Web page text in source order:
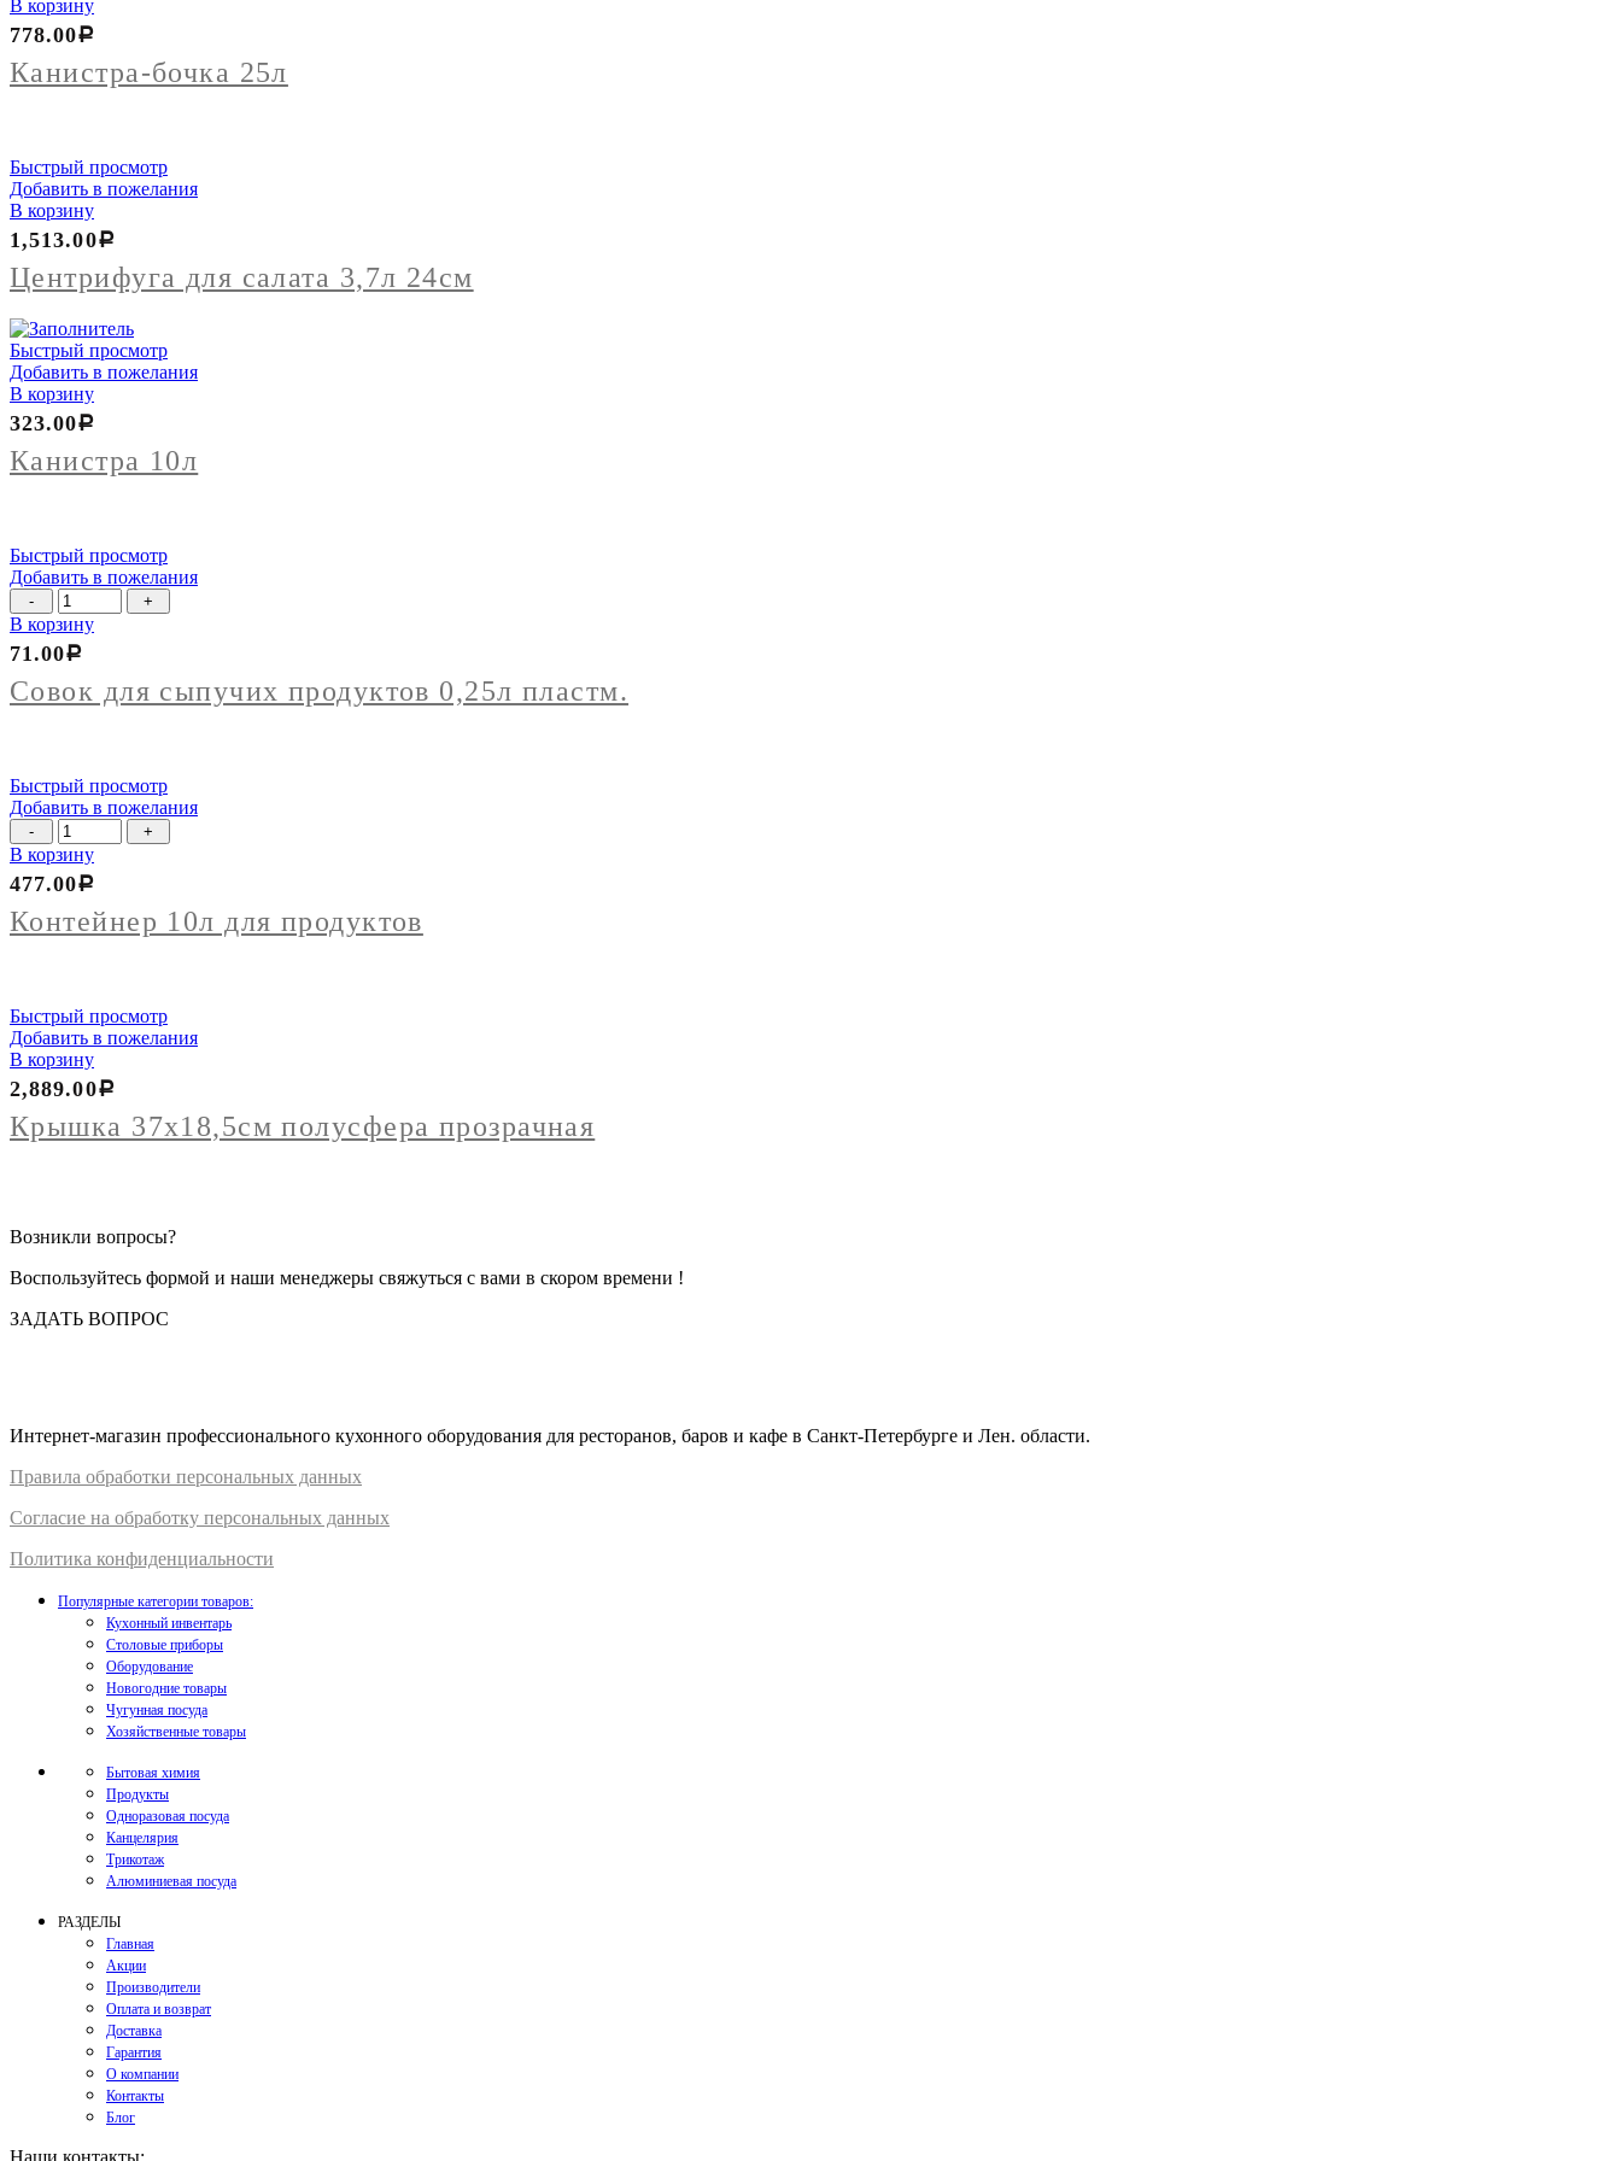
Канистра-
бочка
25л
В корзину
Канистра-бочка 25л
778.00Р
Быстрый просмотр
Добавить в пожелания
В корзину
Центрифуга для салата 3,7л 24см
1,513.00Р
Быстрый просмотр
Добавить в пожелания
В корзину
Канистра 10л
323.00Р
Быстрый просмотр
Добавить в пожелания
Количество
товара
Совок
для
сыпучих
продуктов
В корзину
Совок для сыпучих продуктов 0,25л пластм.
71.00Р
Быстрый просмотр
Добавить в пожелания
Количество
товара
Контейнер
10л
для
продуктов
В корзину
Контейнер 10л для продуктов
477.00Р
Быстрый просмотр
Добавить в пожелания
В корзину
Крышка 37х18,5см полусфера прозрачная
2,889.00Р
Возникли вопросы?
Воспользуйтесь формой и наши менеджеры свяжуться с вами в скором времени !
ЗАДАТЬ ВОПРОС
Интернет-магазин профессионального кухонного оборудования для ресторанов, баров и кафе в Санкт-Петербурге и Лен. области.
Правила обработки персональных данных
Согласие на обработку персональных данных
Политика конфиденциальности
Популярные категории товаров:
Кухонный инвентарь
Столовые приборы
Оборудование
Новогодние товары
Чугунная посуда
Хозяйственные товары
Бытовая химия
Продукты
Одноразовая посуда
Канцелярия
Трикотаж
Алюминиевая посуда
РАЗДЕЛЫ
Главная
Акции
Производители
Оплата и возврат
Доставка
Гарантия
О компании
Контакты
Блог